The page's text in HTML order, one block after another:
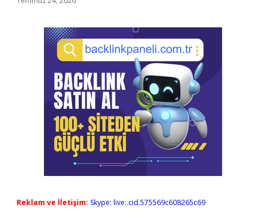
Reklam ve İletişim: Skype: live:.cid.575569c608265c69